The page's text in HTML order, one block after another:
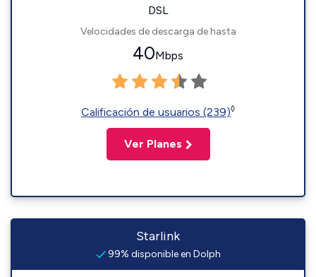
DSL
Velocidades de descarga de hasta
40Mbps
Calificación de usuarios (239)◊
Ver Planes
Starlink
99% disponible en Dolph